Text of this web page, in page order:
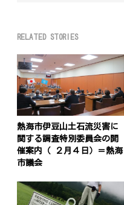
RELATED STORIES
熱海市伊豆山土石流災害に
関する調査特別委員会の開
催案内（ ２月４日）＝熱海
市議会